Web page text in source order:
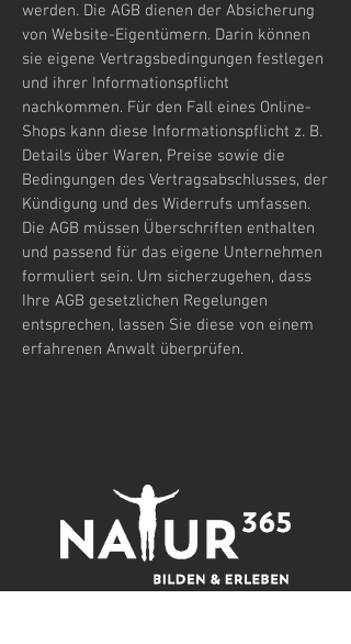
werden. Die AGB dienen der Absicherung
von Website-Eigentümern. Darin können
sie eigene Vertragsbedingungen festlegen
und ihrer Informationspflicht
nachkommen. Für den Fall eines Online-
Shops kann diese Informationspflicht z. B.
Details über Waren, Preise sowie die
Bedingungen des Vertragsabschlusses, der
Kündigung und des Widerrufs umfassen.
Die AGB müssen Überschriften enthalten
und passend für das eigene Unternehmen
formuliert sein. Um sicherzugehen, dass
Ihre AGB gesetzlichen Regelungen
entsprechen, lassen Sie diese von einem
erfahrenen Anwalt überprüfen.